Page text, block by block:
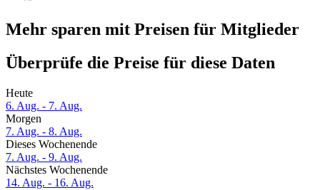
Mehr sparen mit Preisen für Mitglieder
Überprüfe die Preise für diese Daten
Heute
6. Aug. - 7. Aug.
Morgen
7. Aug. - 8. Aug.
Dieses Wochenende
7. Aug. - 9. Aug.
Nächstes Wochenende
14. Aug. - 16. Aug.